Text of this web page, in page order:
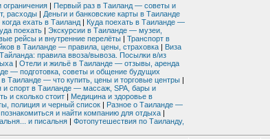
о поездке в марте 2026 года
масло победило
Гориллы, шимпанзе, носороги и китоглав.
мая
Симена
Яншо. 8-17 апреля 2026.
| Первый раз в Таиланд — советы и
расходы | Деньги и банковские карты в Таиланде
ехать в Таиланд | Куда поехать в Таиланде —
поехать | Экскурсии в Таиланде — музеи,
рейсы и внутренние перелёты | Транспорт в
в Таиланде — правила, цены, страховка | Виза
правила ввоза/вывоза. Посылки в/из
| Отели и жильё в Таиланде — отзывы, аренда
— подготовка, советы и общение будущих
Таиланде — что купить, цены и торговые центры |
и спорт в Таиланде — массаж, SPA, бары и
и сколько стоит | Медицина и здоровье в
полиция и черный список | Разное о Таиланде —
и найти компанию для отдыха |
и писальня | Фотопутешествия по Таиланду,